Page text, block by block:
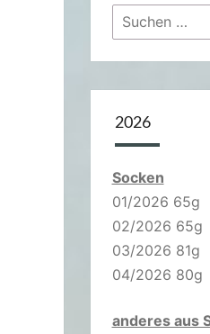
Suchen
nach:
2026
Socken
01/2026 65g
02/2026 65g
03/2026 81g
04/2026 80g
anderes aus